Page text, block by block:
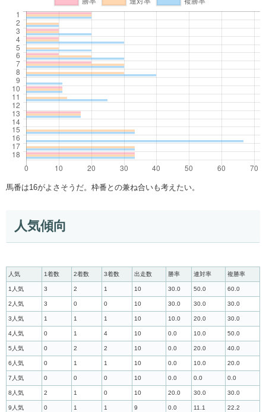
馬番は16がよさそうだ。枠番との兼ね合いも考えたい。
人気傾向
人気 1着数 2着数 3着数 出走数 勝率 連対率 複勝率
1人気 3 2 1 10 30.0 50.0 60.0
2人気 3 0 0 10 30.0 30.0 30.0
3人気 1 1 1 10 10.0 20.0 30.0
4人気 0 1 4 10 0.0 10.0 50.0
5人気 0 2 2 10 0.0 20.0 40.0
6人気 0 1 1 10 0.0 10.0 20.0
7人気 0 0 0 10 0.0 0.0 0.0
8人気 2 1 0 10 20.0 30.0 30.0
9人気 0 1 1 9 0.0 11.1 22.2